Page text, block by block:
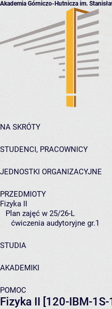
Akademia Górniczo-Hutnicza im.
NA SKRÓTY
STUDENCI, PRACOWNICY
JEDNOSTKI ORGANIZACYJNE
PRZEDMIOTY
Fizyka II
Plan zajęć w 25/26-L
ćwiczenia audytoryjne gr.1
STUDIA
AKADEMIKI
POMOC
Fizyka II [120-IBM-1S-